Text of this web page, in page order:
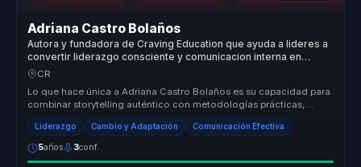
Adriana Castro Bolaños
Autora y fundadora de Craving Education que ayuda a lideres a
convertir liderazgo consciente y comunicacion interna en
cohesion y decisiones valientes.
CR
Lo que hace única a Adriana Castro Bolaños es su capacidad para
combinar storytelling auténtico con metodologías prácticas,
ofreciendo un...
Liderazgo Cambio y Adaptación Comunicación Efectiva
5años 3conf.